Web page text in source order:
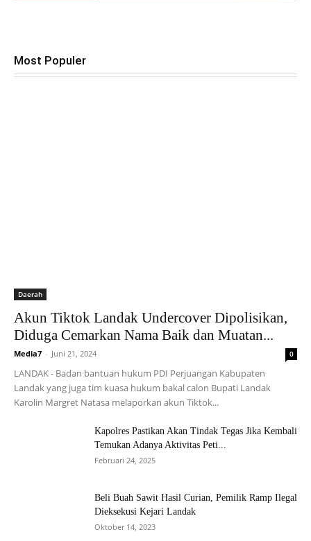
Most Populer
Daerah
Akun Tiktok Landak Undercover Dipolisikan,
Diduga Cemarkan Nama Baik dan Muatan...
Media7 - Juni 21, 2024 0
LANDAK - Badan bantuan hukum PDI Perjuangan Kabupaten
Landak yang juga tim kuasa hukum bakal calon Bupati Landak
Karolin Margret Natasa melaporkan akun Tiktok...
Kapolres Pastikan Akan Tindak Tegas Jika Kembali
Temukan Adanya Aktivitas Peti...
Februari 24, 2025
Beli Buah Sawit Hasil Curian, Pemilik Ramp Ilegal
Dieksekusi Kejari Landak
Oktober 14, 2023